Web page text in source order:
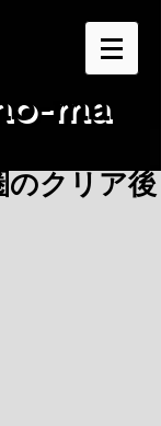
ma
のクリア後